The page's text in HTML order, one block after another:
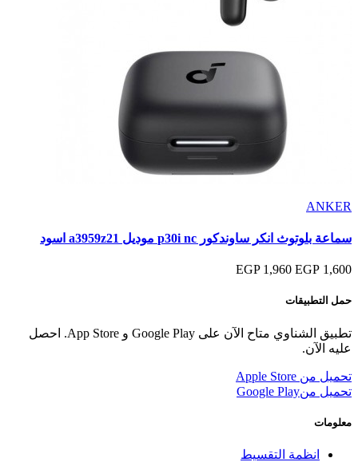
ANKER
سماعة بلوتوث انكر ساوندكور p30i nc موديل a3959z21 اسود
1,600 EGP
1,960 EGP
حمل التطبيقات
تطبيق الشناوي متاح الآن على Google Play و App Store. احصل
عليه الآن.
تحميل من Apple Store
تحميل منGoogle Play
معلومات
انظمة التقسيط